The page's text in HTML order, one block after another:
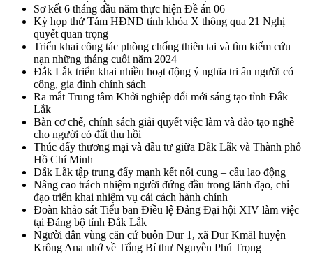
Sơ kết 6 tháng đầu năm thực hiện Đề án 06
Kỳ họp thứ Tám HĐND tỉnh khóa X thông qua 21 Nghị
quyết quan trọng
Triển khai công tác phòng chống thiên tai và tìm kiếm cứu
nạn những tháng cuối năm 2024
Đắk Lắk triển khai nhiều hoạt động ý nghĩa tri ân người có
công, gia đình chính sách
Ra mắt Trung tâm Khởi nghiệp đổi mới sáng tạo tỉnh Đắk
Lắk
Bàn cơ chế, chính sách giải quyết việc làm và đào tạo nghề
cho người có đất thu hồi
Thúc đẩy thương mại và đầu tư giữa Đắk Lắk và Thành phố
Hồ Chí Minh
Đắk Lắk tập trung đẩy mạnh kết nối cung – cầu lao động
Nâng cao trách nhiệm người đứng đầu trong lãnh đạo, chỉ
đạo triển khai nhiệm vụ cải cách hành chính
Đoàn khảo sát Tiểu ban Điều lệ Đảng Đại hội XIV làm việc
tại Đảng bộ tỉnh Đắk Lắk
Người dân vùng căn cứ buôn Dur 1, xã Dur Kmăl huyện
Krông Ana nhớ về Tổng Bí thư Nguyễn Phú Trọng